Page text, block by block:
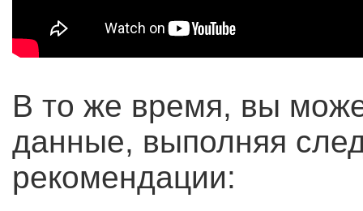
В то же время, вы
данные, выполняя
рекомендации: